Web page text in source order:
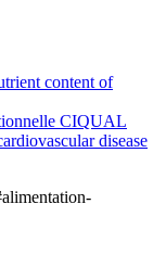
content of
CIQUAL
disease
alimentation-